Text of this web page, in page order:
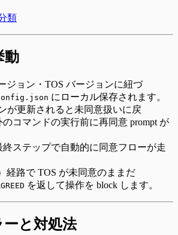
類
動
ジョン・TOS バージョンに紐づ
にローカル保存されます。
が更新されると未同意扱いに戻
のコマンドの実行前に再同意 prompt が
終ステップで自動的に同意フローが走
経路で TOS が未同意のままだ
を返して操作を block します。
と対処法